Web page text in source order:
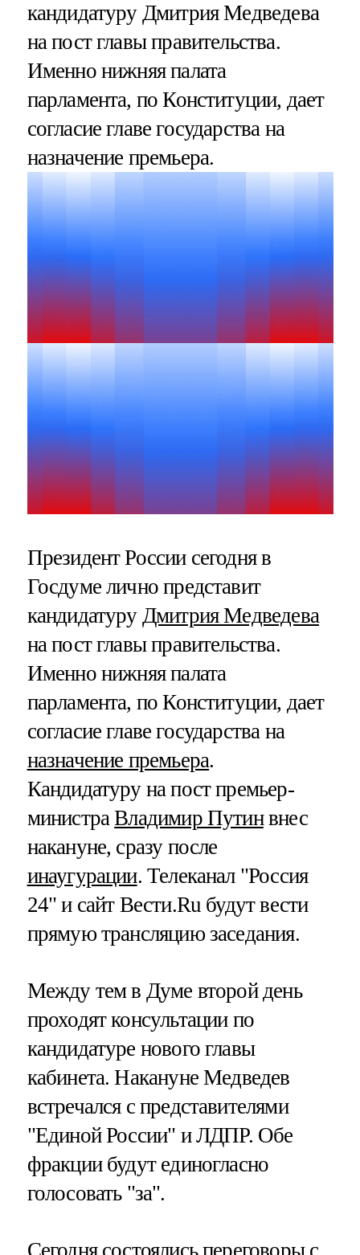
кандидатуру Дмитрия Медведева
на пост главы правительства.
Именно нижняя палата
парламента, по Конституции, дает
согласие главе государства на
назначение премьера.
Президент России сегодня в
Госдуме лично представит
кандидатуру Дмитрия Медведева
на пост главы правительства.
Именно нижняя палата
парламента, по Конституции, дает
согласие главе государства на
назначение премьера.
Кандидатуру на пост премьер-
министраВладимир Путинвнес
накануне, сразу после
инаугурации. Телеканал "Россия
24" и сайт Вести.Ru будут вести
прямую трансляцию заседания.
Между тем в Думе второй день
проходят консультации по
кандидатуре нового главы
кабинета. Накануне Медведев
встречался с представителями
"Единой России" и ЛДПР. Обе
фракции будут единогласно
голосовать "за".